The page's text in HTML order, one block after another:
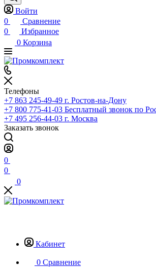
Войти
0
Сравнение
0
Избранное
0 Корзина
Телефоны
+7 863 245-49-49 г. Ростов-на-Дону
+7 800 775-41-03 Бесплатный звонок по
+7 495 256-44-03 г. Москва
Заказать звонок
0
0
0
Кабинет
0 Сравнение